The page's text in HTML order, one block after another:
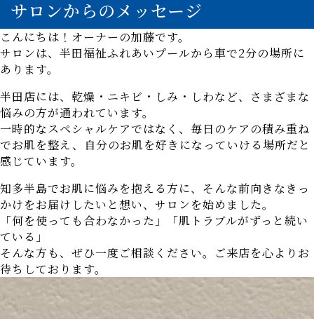
サロンからのメッセージ
こんにちは！オーナーの加藤です。
サロンは、半田福祉ふれあいプールから車で2分の場所に
あります。
半田店には、乾燥・ニキビ・しみ・しわなど、さまざまな
悩みの方が通われています。
一時的なスペシャルケアではなく、毎日のケアの積み重ね
でお肌を整え、自分のお肌を好きになっていける場所だと
感じています。
知多半島でお肌に悩みを抱える方に、そんな前向きなきっ
かけをお届けしたいと想い、サロンを始めました。
「何を使っても合わなかった」「肌トラブルがずっと続い
ている」
そんな方も、ぜひ一度ご相談ください。ご来店を心よりお
待ちしております。